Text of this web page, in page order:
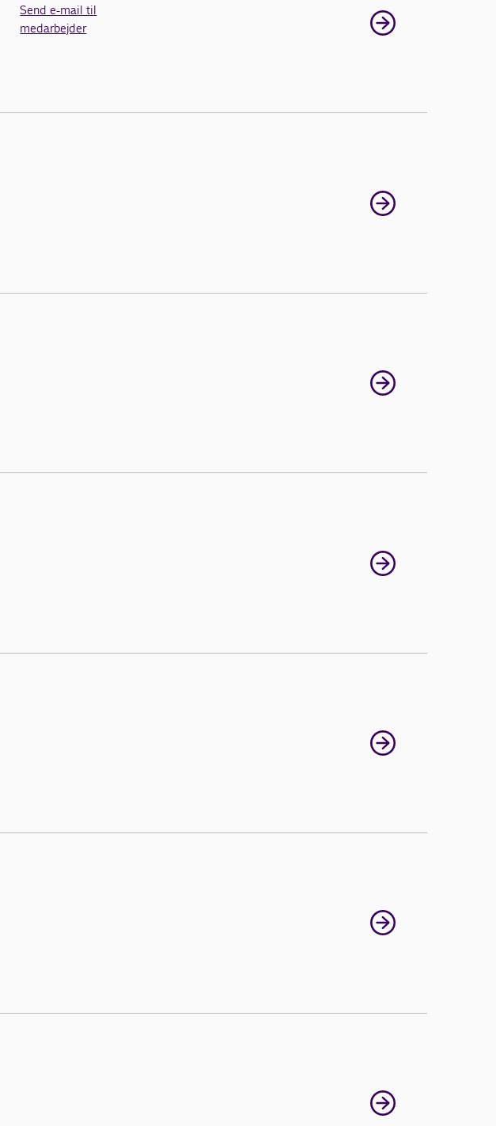
Send e-mail til
medarbejder